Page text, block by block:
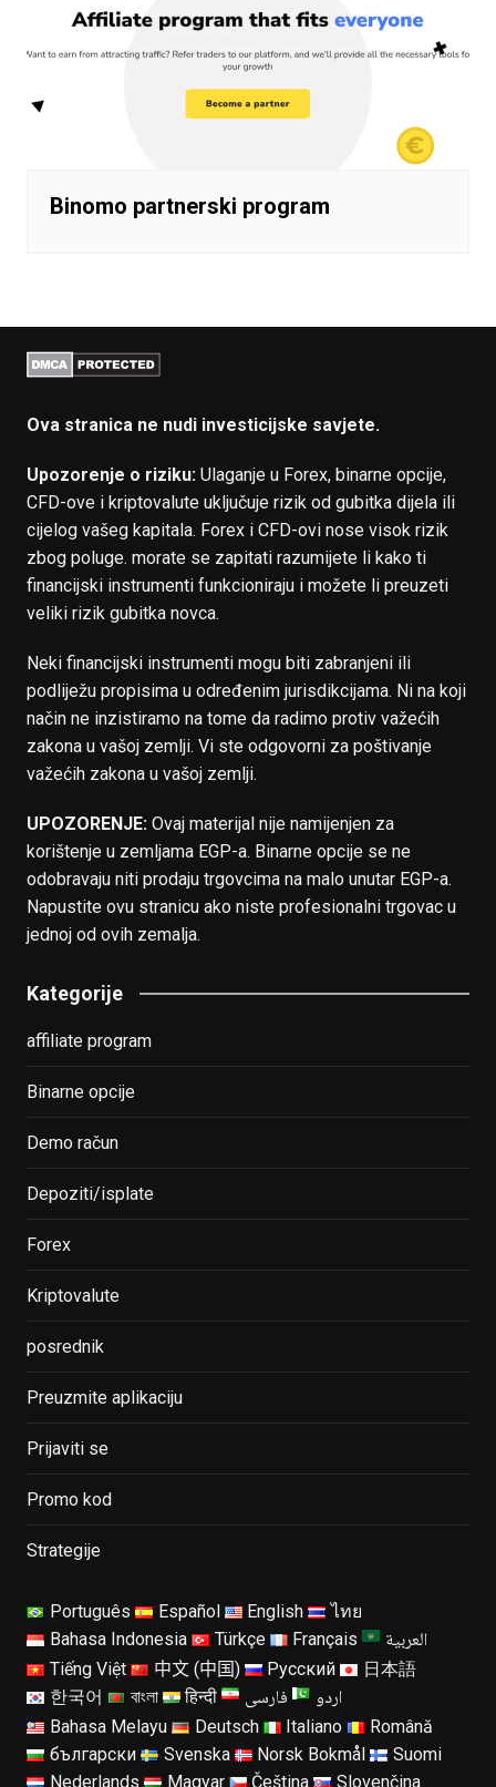
Binomo partnerski program
Ova stranica ne nudi investicijske savjete.
Upozorenje o riziku:Ulaganje u Forex, binarne opcije,
CFD-ove i kriptovalute uključuje rizik od gubitka dijela ili
cijelog vašeg kapitala. Forex i CFD-ovi nose visok rizik
zbog poluge. morate se zapitati razumijete li kako ti
financijski instrumenti funkcioniraju i možete li preuzeti
veliki rizik gubitka novca.
Neki financijski instrumenti mogu biti zabranjeni ili
podliježu propisima u određenim jurisdikcijama. Ni na koji
način ne inzistiramo na tome da radimo protiv važećih
zakona u vašoj zemlji. Vi ste odgovorni za poštivanje
važećih zakona u vašoj zemlji.
UPOZORENJE:Ovaj materijal nije namijenjen za
korištenje u zemljama EGP-a. Binarne opcije se ne
odobravaju niti prodaju trgovcima na malo unutar EGP-a.
Napustite ovu stranicu ako niste profesionalni trgovac u
jednoj od ovih zemalja.
Kategorije
affiliate program
Binarne opcije
Demo račun
Depoziti/isplate
Forex
Kriptovalute
posrednik
Preuzmite aplikaciju
Prijaviti se
Promo kod
Strategije
Português Español English
ไทย
Bahasa Indonesia
Türkçe Français العربية
Tiếng Việt 中文 (中国) Русский
日本語
한국어
বাংলা हिन्दी فارسی اردو
Bahasa Melayu Deutsch Italiano
Română
български
Svenska Norsk Bokmål
Suomi
Nederlands
Magyar Čeština Slovenčina